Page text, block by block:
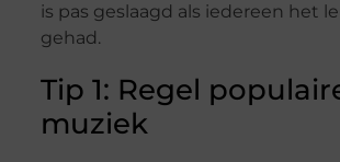
is pas geslaagd als iedereen het
gehad.
Tip 1: Regel
muziek